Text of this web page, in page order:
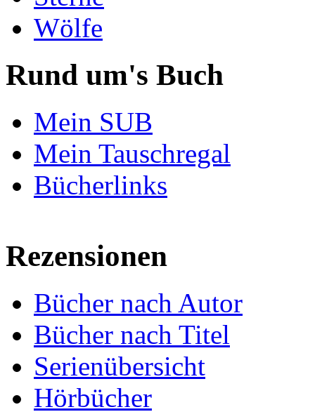
Wölfe
Rund um's Buch
Mein SUB
Mein Tauschregal
Bücherlinks
Rezensionen
Bücher nach Autor
Bücher nach Titel
Serienübersicht
Hörbücher